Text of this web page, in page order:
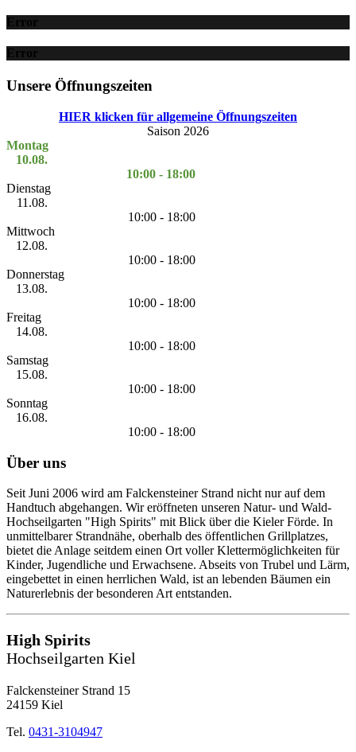
Error
Error
Unsere Öffnungszeiten
HIER klicken für allgemeine Öffnungszeiten
Saison 2026
Montag
10.08.
10:00 - 18:00
Dienstag
11.08.
10:00 - 18:00
Mittwoch
12.08.
10:00 - 18:00
Donnerstag
13.08.
10:00 - 18:00
Freitag
14.08.
10:00 - 18:00
Samstag
15.08.
10:00 - 18:00
Sonntag
16.08.
10:00 - 18:00
Über uns
Seit Juni 2006 wird am Falckensteiner Strand nicht nur auf dem
Handtuch abgehangen. Wir eröffneten unseren Natur- und Wald-
Hochseilgarten "High Spirits" mit Blick über die Kieler Förde. In
unmittelbarer Strandnähe, oberhalb des öffentlichen Grillplatzes,
bietet die Anlage seitdem einen Ort voller Klettermöglichkeiten für
Kinder, Jugendliche und Erwachsene. Abseits von Trubel und Lärm,
eingebettet in einen herrlichen Wald, ist an lebenden Bäumen ein
Naturerlebnis der besonderen Art entstanden.
High Spirits
Hochseilgarten Kiel
Falckensteiner Strand 15
24159 Kiel
Tel. 0431-3104947